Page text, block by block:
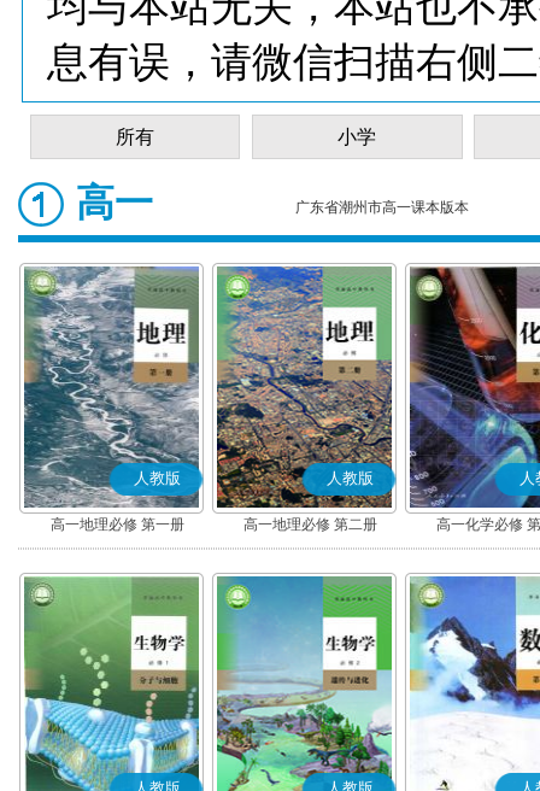
息有误，请微信扫描右侧
所有 小学
高一 广东省潮州市高一课本版本
人教版
高一地理必修 第一册
人教版
高一地理必修 第二册
人
高一化学必修